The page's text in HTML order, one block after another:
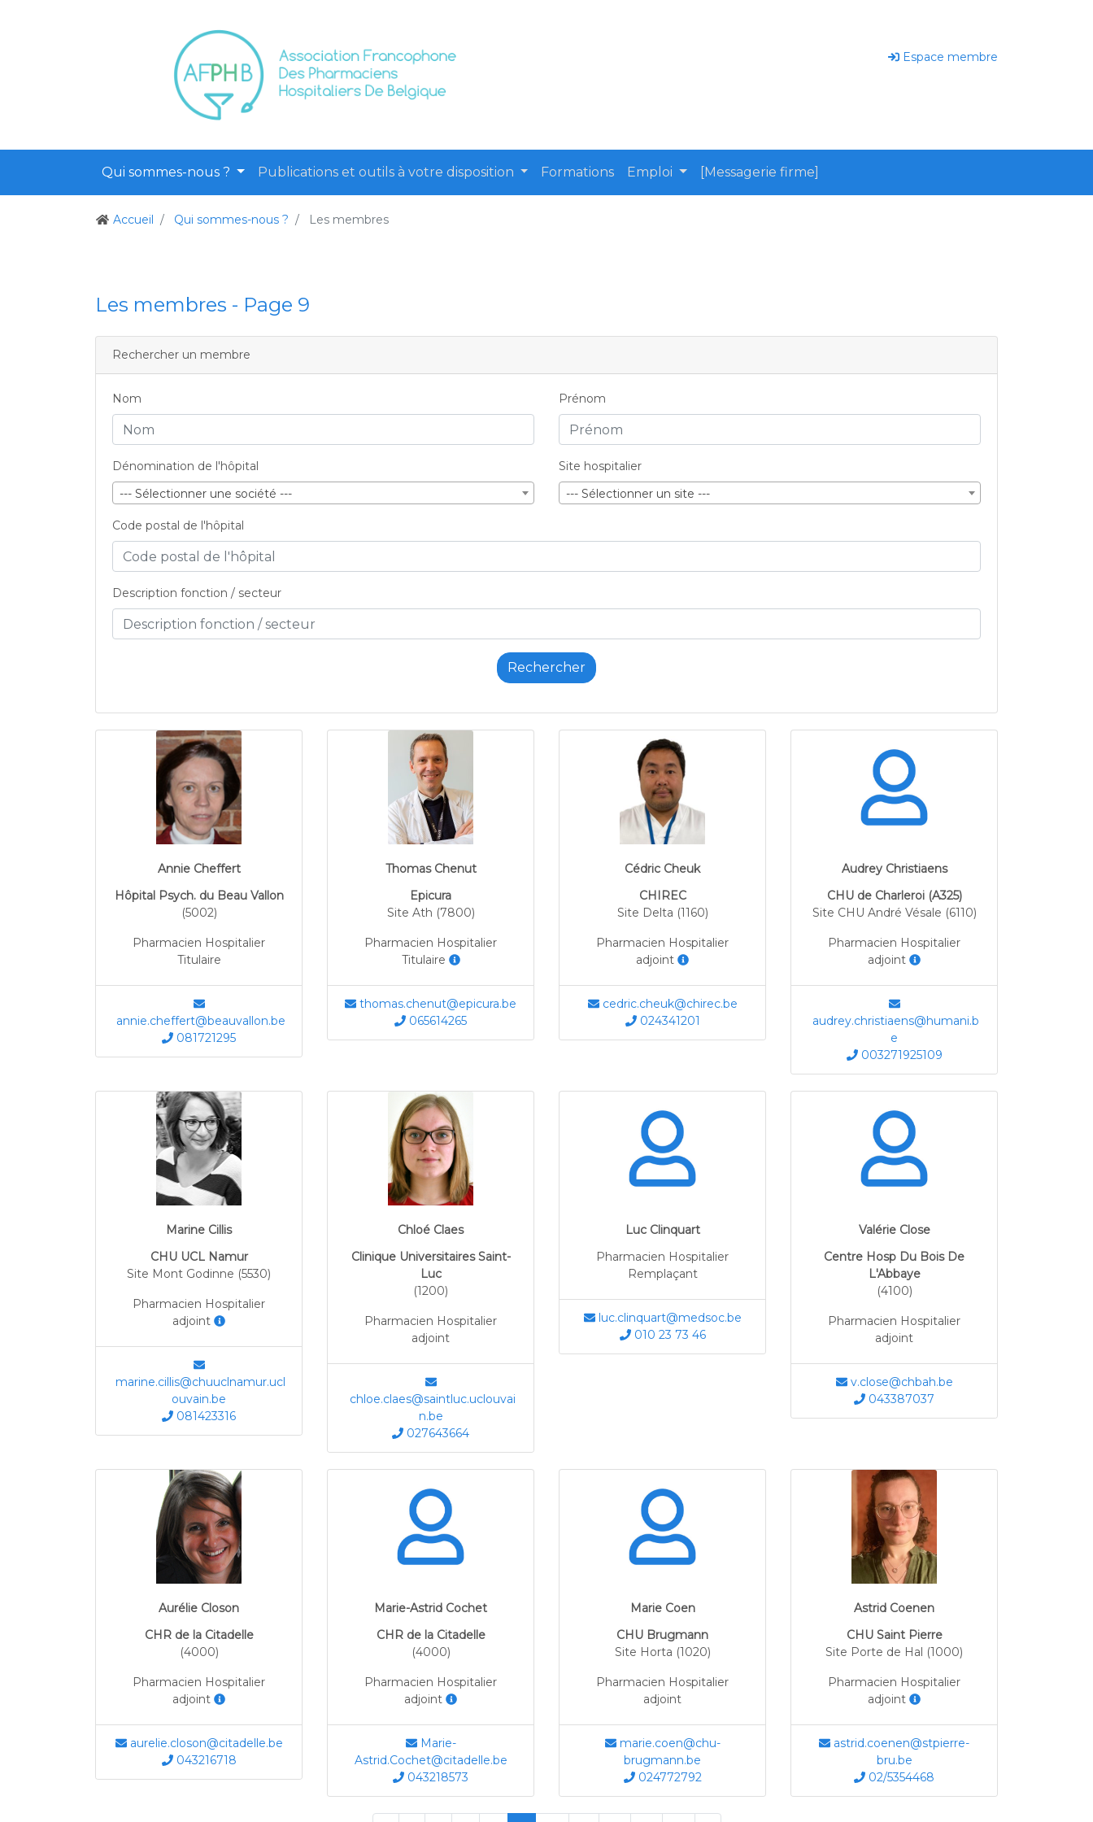
Espace membre
Qui sommes-nous ? Publications et outils à votre disposition Formations Emploi [Messagerie firme]
Accueil Qui sommes-nous ? Les membres
Les membres - Page 9
Rechercher un membre
Nom Prénom
Dénomination de l'hôpital
--- Sélectionner une société ---
Site hospitalier
--- Sélectionner un site ---
Code postal de l'hôpital
Description fonction / secteur
Rechercher
Annie Cheffert
Hôpital Psych. du Beau Vallon
(5002)
Pharmacien Hospitalier
Titulaire
annie.cheffert@beauvallon.be
081721295
Thomas Chenut
Epicura
Site Ath (7800)
Pharmacien Hospitalier
Titulaire
thomas.chenut@epicura.be
065614265
Cédric Cheuk
CHIREC
Site Delta (1160)
Pharmacien Hospitalier
adjoint
cedric.cheuk@chirec.be
024341201
Audrey Christiaens
CHU de Charleroi (A325)
Site CHU André Vésale (6110)
Pharmacien Hospitalier
adjoint
audrey.christiaens@humani.b
e
003271925109
Marine Cillis
CHU UCL Namur
Site Mont Godinne (5530)
Pharmacien Hospitalier
adjoint
marine.cillis@chuuclnamur.ucl
ouvain.be
081423316
Chloé Claes
Clinique Universitaires Saint-
Luc
(1200)
Pharmacien Hospitalier
adjoint
chloe.claes@saintluc.uclouvai
n.be
027643664
Luc Clinquart
Pharmacien Hospitalier
Remplaçant
luc.clinquart@medsoc.be
010 23 73 46
Valérie Close
Centre Hosp Du Bois De
L'Abbaye
(4100)
Pharmacien Hospitalier
adjoint
v.close@chbah.be
043387037
Aurélie Closon
CHR de la Citadelle
(4000)
Pharmacien Hospitalier
adjoint
aurelie.closon@citadelle.be
043216718
Marie-Astrid Cochet
CHR de la Citadelle
(4000)
Pharmacien Hospitalier
adjoint
Marie-
Astrid.Cochet@citadelle.be
043218573
Marie Coen
CHU Brugmann
Site Horta (1020)
Pharmacien Hospitalier
adjoint
marie.coen@chu-
brugmann.be
024772792
Astrid Coenen
CHU Saint Pierre
Site Porte de Hal (1000)
Pharmacien Hospitalier
adjoint
astrid.coenen@stpierre-
bru.be
02/5354468